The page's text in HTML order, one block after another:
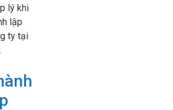
lý khi
lập
ty tại